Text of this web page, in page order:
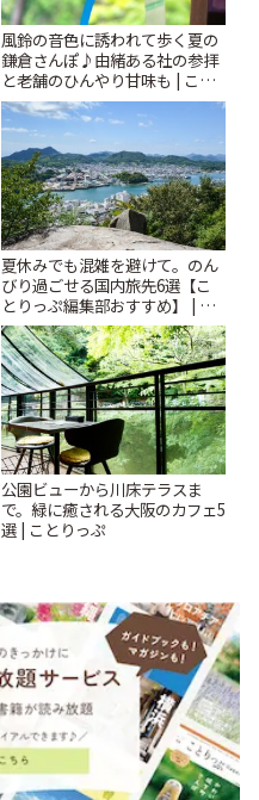
風鈴の音色に誘われて歩く夏の
鎌倉さんぽ♪由緒ある社の参拝
と老舗のひんやり甘味も | こと
りっぷ
夏休みでも混雑を避けて。のん
びり過ごせる国内旅先6選【こ
とりっぷ編集部おすすめ】 | こ
とりっぷ
公園ビューから川床テラスま
で。緑に癒される大阪のカフェ5
選 | ことりっぷ